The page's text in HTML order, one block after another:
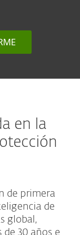
en la
de primera
de
global,
30 años e